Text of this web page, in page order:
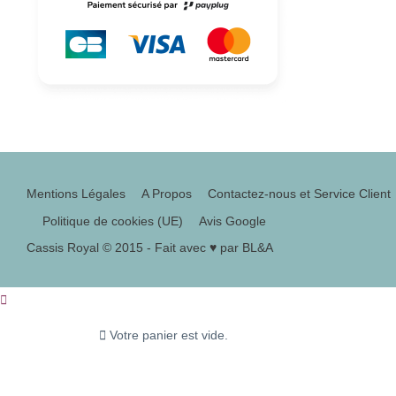
Mentions Légales A Propos Contactez-nous et Service Client
Politique de cookies (UE)
Avis Google
Cassis Royal © 2015 - Fait avec ♥ par BL&A
Votre panier est vide.